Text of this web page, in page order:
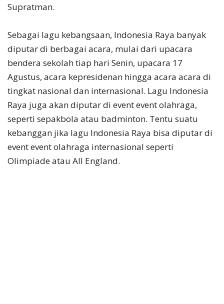
Supratman.
Sebagai lagu kebangsaan, Indonesia Raya banyak
diputar di berbagai acara, mulai dari upacara
bendera sekolah tiap hari Senin, upacara 17
Agustus, acara kepresidenan hingga acara acara di
tingkat nasional dan internasional. Lagu Indonesia
Raya juga akan diputar di event event olahraga,
seperti sepakbola atau badminton. Tentu suatu
kebanggan jika lagu Indonesia Raya bisa diputar di
event event olahraga internasional seperti
Olimpiade atau All England.